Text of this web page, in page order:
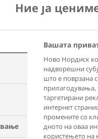
Дознајте
Ние ја
Вашата
Ново Нордиск
надворешни
што е поврзана
прилагодувања,
таргетирани
интернет
промените со
дното на оваа
користењето на